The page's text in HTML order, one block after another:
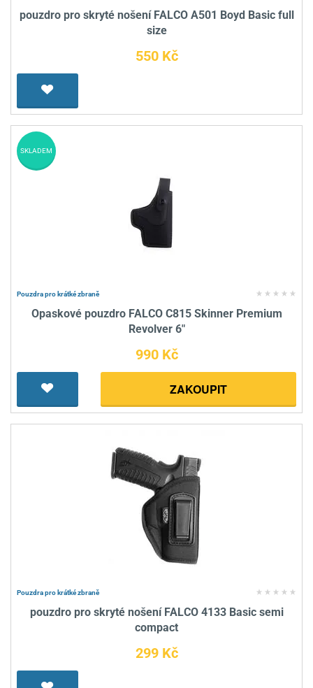
pouzdro pro skryté nošení FALCO A501 Boyd Basic full
size
550 Kč
Pouzdra pro krátké zbraně
Opaskové pouzdro FALCO C815 Skinner Premium
Revolver 6"
990 Kč
ZAKOUPIT
SKLADEM
Pouzdra pro krátké zbraně
pouzdro pro skryté nošení FALCO 4133 Basic semi
compact
299 Kč